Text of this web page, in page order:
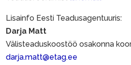
Lisainfo Eesti Teadusagentuuris:
Darja Matt
Välisteaduskoostöö osakonna
darja.matt@etag.ee